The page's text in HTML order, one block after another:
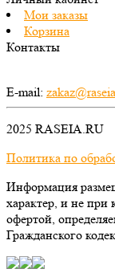
Мои заказы
Корзина
Контакты
E-mail:
2025 RASEIA.RU
Политика по
Информация
характер, и не при
офертой,
Гражданского